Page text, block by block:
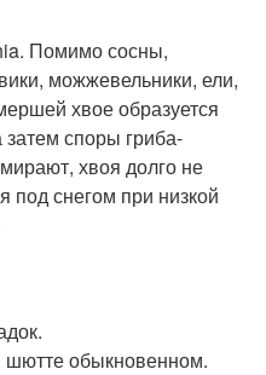
Помимо сосны,
можжевельники, ели,
хвое образуется
споры гриба-
хвоя долго не
под снегом при низкой
шютте обыкновенном.